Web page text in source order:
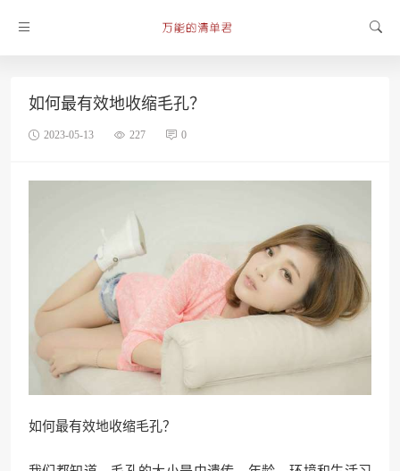
如何最有效地收缩毛孔？
2023-05-13 227 0
如何最有效地收缩毛孔？